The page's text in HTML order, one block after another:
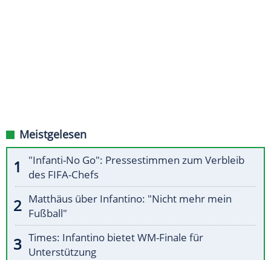
Meistgelesen
"Infanti-No Go": Pressestimmen zum Verbleib
des FIFA-Chefs
Matthäus über Infantino: "Nicht mehr mein
Fußball"
Times: Infantino bietet WM-Finale für
Unterstützung